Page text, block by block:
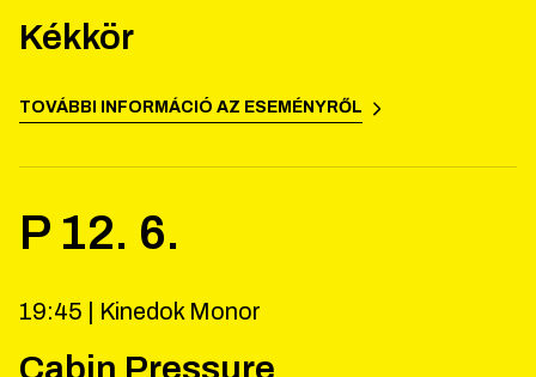
Kékkör
TOVÁBBI INFORMÁCIÓ AZ ESEMÉNYRŐL
P 12. 6.
19:45 | Kinedok Monor
Cabin Pressure